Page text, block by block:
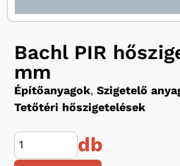
Bachl PIR
mm
Építőanyagok, Szigetelő
Tetőtéri hőszigetelések
db